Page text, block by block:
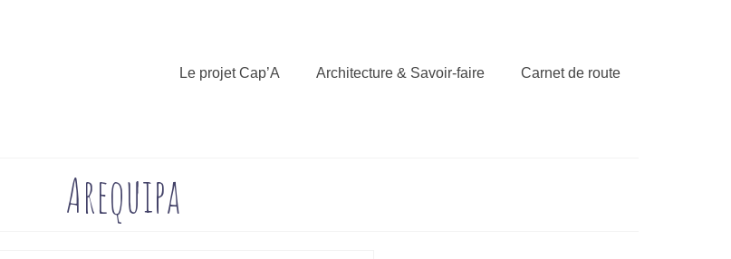
Le projet Cap’A Architecture & Savoir-faire Carnet de route
Arequipa